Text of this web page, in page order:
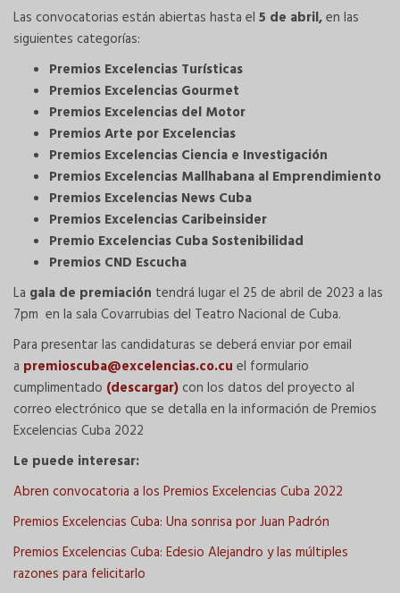
Las convocatorias están abiertas hasta el 5 de abril,en las
siguientes categorías:
Premios Excelencias Turísticas
Premios Excelencias Gourmet
Premios Excelencias del Motor
Premios Arte por Excelencias
Premios Excelencias Ciencia e Investigación
Premios Excelencias Mallhabana al Emprendimiento
Premios Excelencias News Cuba
Premios Excelencias Caribeinsider
Premio Excelencias Cuba Sostenibilidad
Premios CND Escucha
La gala de premiación tendrá lugar el 25 de abril de 2023 a las
7pm en la sala Covarrubias del Teatro Nacional de Cuba.
Para presentar las candidaturas se deberá enviar por email
a premioscuba@excelencias.co.cu el formulario
cumplimentado (descargar) con los datos del proyecto al
correo electrónico que se detalla en la información de Premios
Excelencias Cuba 2022
Le puede interesar:
Abren convocatoria a los Premios Excelencias Cuba 2022
Premios Excelencias Cuba: Una sonrisa por Juan Padrón
Premios Excelencias Cuba: Edesio Alejandro y las múltiples
razones para felicitarlo